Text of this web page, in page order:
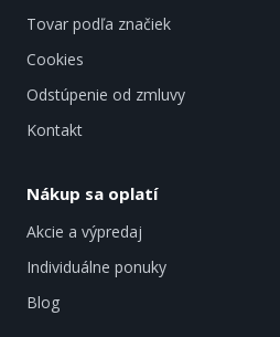
Tovar podľa značiek
Cookies
Odstúpenie od zmluvy
Kontakt
Nákup sa oplatí
Akcie a výpredaj
Individuálne ponuky
Blog